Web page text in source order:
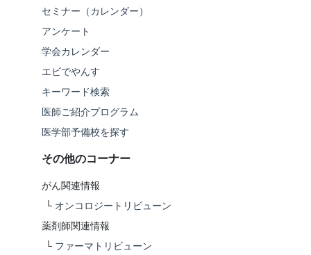
セミナー（カレンダー）
アンケート
学会カレンダー
エビでやんす
キーワード検索
医師ご紹介プログラム
医学部予備校を探す
その他のコーナー
がん関連情報
└ オンコロジートリビューン
薬剤師関連情報
└ ファーマトリビューン